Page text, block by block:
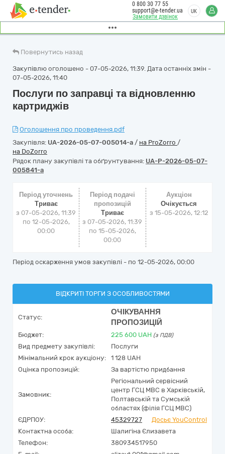
Замовити дзвінок
0 800 30 77 55
support@e-tender.ua
UK
Повернутись назад
Закупівлю оголошено - 07-05-2026, 11:39. Дата останніх змін -
07-05-2026, 11:40
Послуги по заправці та відновленню
картриджів
Оголошення про проведення.pdf
Закупівля: UA-2026-05-07-005014-a / на ProZorro /
на DoZorro
Рядок плану закупівлі та обґрунтування: UA-P-2026-05-07-
005841-a
Період уточнень
Триває
з 07-05-2026, 11:39
по 12-05-2026,
00:00
Період подачі
пропозицій
Триває
з 07-05-2026, 11:39
по 15-05-2026,
00:00
Аукціон
Очікується
з 15-05-2026, 12:12
Період оскарження умов закупівлі - по 12-05-2026, 00:00
ВІДКРИТІ ТОРГИ З ОСОБЛИВОСТЯМИ
Статус:
ОЧІКУВАННЯ
ПРОПОЗИЦІЙ
Бюджет: 225 600 UAH (з ПДВ)
Вид предмету закупівлі:
Послуги
Мінімальний крок аукціону:
1 128 UAH
Оцінка пропозицій:
За вартістю придбання
Замовник:
Регіональний сервісний
центр ГСЦ МВС в Харківській,
Полтавській та Сумській
областях (філія ГСЦ МВС)
ЄДРПОУ:
45329727
Досьє YouControl
Контактна особа:
Шалигіна Єлизавета
Телефон:
380934517950